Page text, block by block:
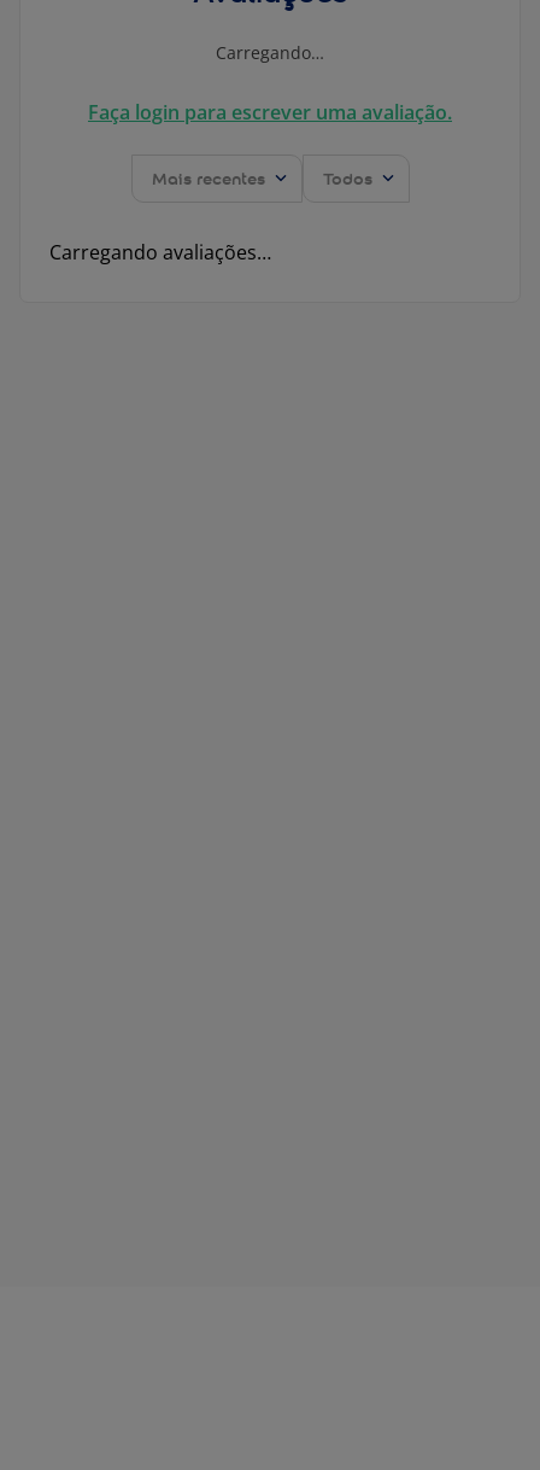
Carregando…
Faça login para escrever uma avaliação.
Mais recentes Todos
Carregando avaliações…